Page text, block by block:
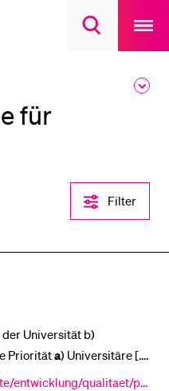
Suchdialog
main
für
Filter
Filter-
Einstellungen
Universität b)
Prioritäta) Universitäre [...]
Dritte Prioritäta
) PHZ /
entwicklung/qualitaet/pr